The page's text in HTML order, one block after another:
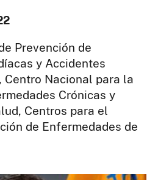
Prevención de
y Accidentes
Centro Nacional para la
Crónicas y
Centros para el
de Enfermedades de